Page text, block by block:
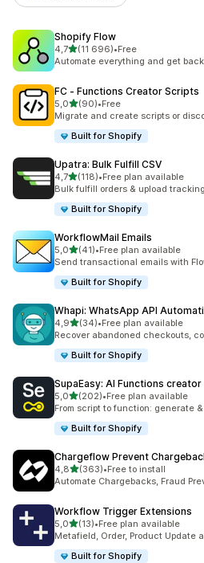
Shopify Flow
4,7/ 5 tähteä
(11 696)
11696 arvostelua yhteensä
•Free
Automate everything and get
FC ‑ Functions Creator Scripts
5,0/ 5 tähteä
(90)
90 arvostelua yhteensä
•Free
Migrate and create scripts or
Built for Shopify
Upatra: Bulk Fulfill CSV
4,7/ 5 tähteä
(118)
118 arvostelua yhteensä
•Free plan available
Bulk fulfill orders & upload
Built for Shopify
WorkflowMail Emails
5,0/ 5 tähteä
(41)
41 arvostelua yhteensä
•Free plan available
Send transactional emails with
Built for Shopify
Whapi: WhatsApp API
4,9/ 5 tähteä
(34)
34 arvostelua yhteensä
•Free plan available
Recover abandoned checkouts,
Built for Shopify
SupaEasy: AI Functions creator
5,0/ 5 tähteä
(202)
202 arvostelua yhteensä
•Free plan available
From script to function: generate
Built for Shopify
Chargeflow Prevent
4,8/ 5 tähteä
(363)
363 arvostelua yhteensä
•Free to install
Automate Chargebacks, Fraud
Workflow Trigger Extensions
5,0/ 5 tähteä
(13)
13 arvostelua yhteensä
•Free plan available
Metafield, Order, Product Update
Built for Shopify